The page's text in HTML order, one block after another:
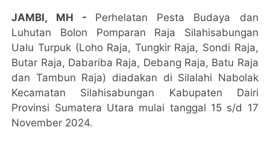
JAMBI, MH - Perhelatan Pesta Budaya dan
Luhutan Bolon Pomparan Raja Silahisabungan
Ualu Turpuk (Loho Raja, Tungkir Raja, Sondi Raja,
Butar Raja, Dabariba Raja, Debang Raja, Batu Raja
dan Tambun Raja) diadakan di Silalahi Nabolak
Kecamatan Silahisabungan Kabupaten Dairi
Provinsi Sumatera Utara mulai tanggal 15 s/d 17
November 2024.